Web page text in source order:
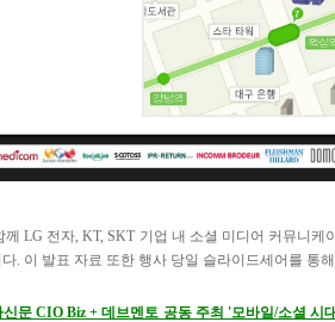
께 LG 전자, KT, SKT 기업 내 소셜 미디어 커뮤니케
. 이 발표 자료 또한 행사 당일 슬라이드세어를 통
신문 CIO Biz + 데브멘토 공동 주최 '모바일/소셜 시